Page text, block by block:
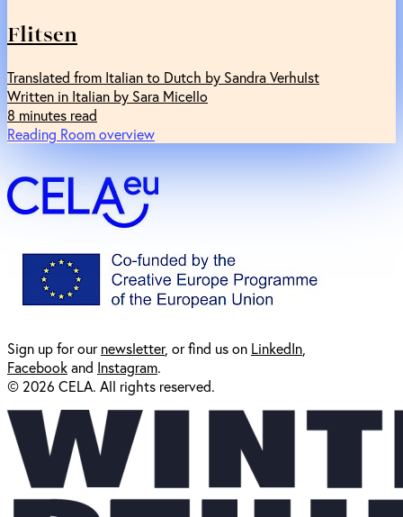
Flitsen
Translated from Italian to Dutch by Sandra Verhulst
Written in Italian by Sara Micello
8 minutes read
Reading Room overview
Sign up for ournewsletter, or find us on LinkedIn
Facebookand Instagram.
© 2026 CELA. All rights reserved.